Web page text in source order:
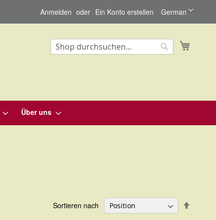
Sprache
German
Anmelden Ein Konto erstellen
Über uns
Sortieren nach